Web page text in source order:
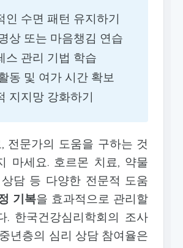
인 수면 패턴 유지하기
상 또는 마음챙김 연습
스 관리 기법 학습
동 및 여가 시간 확보
지지망 강화하기
전문가의 도움을 구하는 것
마세요. 호르몬 치료, 약물
담 등 다양한 전문적 도움
기복을 효과적으로 관리할
. 한국건강심리학회의 조사
년층의 심리 상담 참여율은